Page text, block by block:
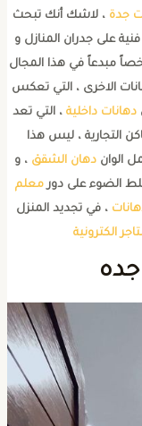
جدة، لاشك أنك تبحث
على جدران المنازل و
مبدعاً في هذا المجال
الاخرى ، التي تعكس
داخلية، التي تعد
التجارية ، ليس هذا
الواندهان الشقق، و
الضوء على دورمعلم
، في تجديد المنزل
الكترونية